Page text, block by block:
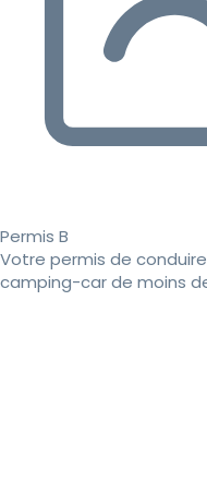
Permis B
Votre permis de
camping-car de moins